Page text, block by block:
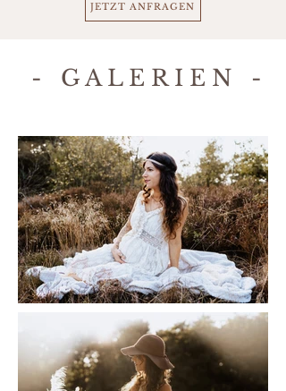
JETZT ANFRAGEN
- G A L E R I E N -